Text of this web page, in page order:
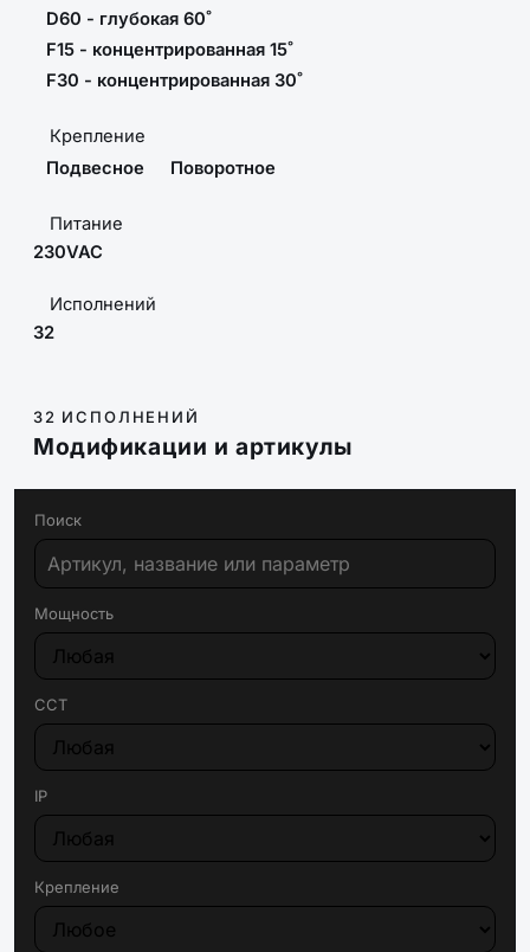
D60 - глубокая 60˚
F15 - концентрированная 15˚
F30 - концентрированная 30˚
Крепление
Подвесное
Поворотное
Питание
230VAC
Исполнений
32
32 ИСПОЛНЕНИЙ
Модификации и артикулы
Поиск
Мощность
CCT
IP
Крепление